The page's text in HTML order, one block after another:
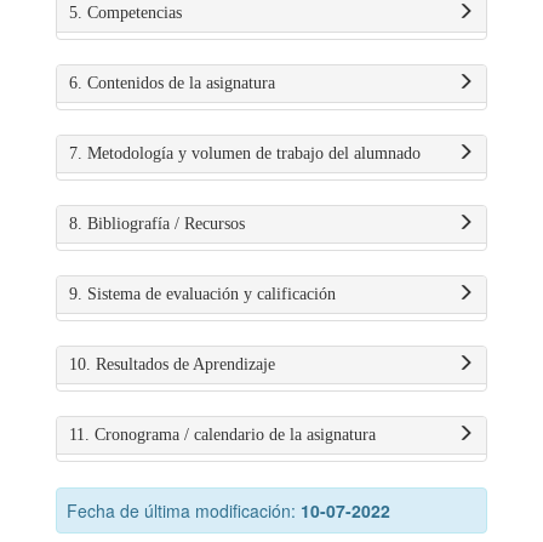
5. Competencias
6. Contenidos de la asignatura
7. Metodología y volumen de trabajo del alumnado
8. Bibliografía / Recursos
9. Sistema de evaluación y calificación
10. Resultados de Aprendizaje
11. Cronograma / calendario de la asignatura
Fecha de última modificación: 10-07-2022